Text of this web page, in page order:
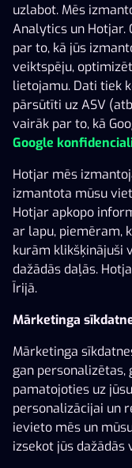
Wild Chicken
Dragon Duello
The Big Dog House
uzlabot. Mēs
Analytics un Hotjar.
par to, kā jūs
veiktspēju,
lietojamu. Dati tiek
pārsūtīti uz ASV
vairāk par to, kā
Google
Hotjar mēs
izmantota mūsu
Hotjar apkopo
ar lapu, piemēram,
kurām klikšķinājuši
dažādās daļās.
Īrijā.
Mārketinga
Mārketinga
gan
pamatojoties uz
personalizācijai un
ievieto mēs un
izsekot jūs